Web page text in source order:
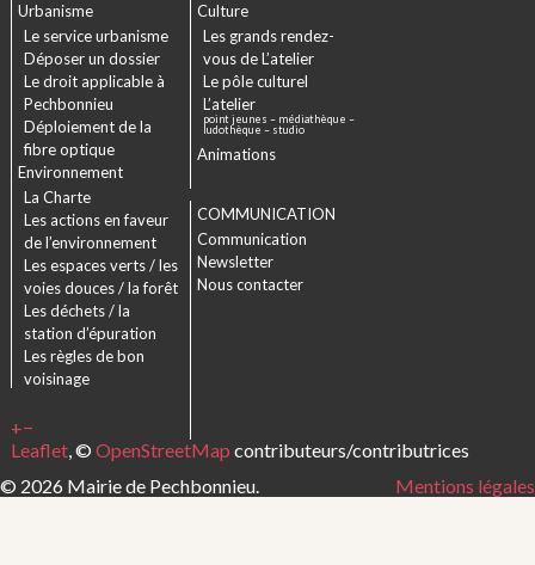
+−
Leaflet, © OpenStreetMap contributeurs/contributrices
Urbanisme
Le service urbanisme
Déposer un dossier
Le droit applicable à
Pechbonnieu
Déploiement de la
fibre optique
Environnement
La Charte
Les actions en faveur
de l’environnement
Les espaces verts / les
voies douces / la forêt
Les déchets / la
station d’épuration
Les règles de bon
voisinage
Culture
Les grands rendez-
vous de L’atelier
Le pôle culturel
L’atelier
point jeunes – médiathèque –
ludothèque – studio
Animations
COMMUNICATION
Communication
Newsletter
Nous contacter
© 2026 Mairie de Pechbonnieu. Mentions légales